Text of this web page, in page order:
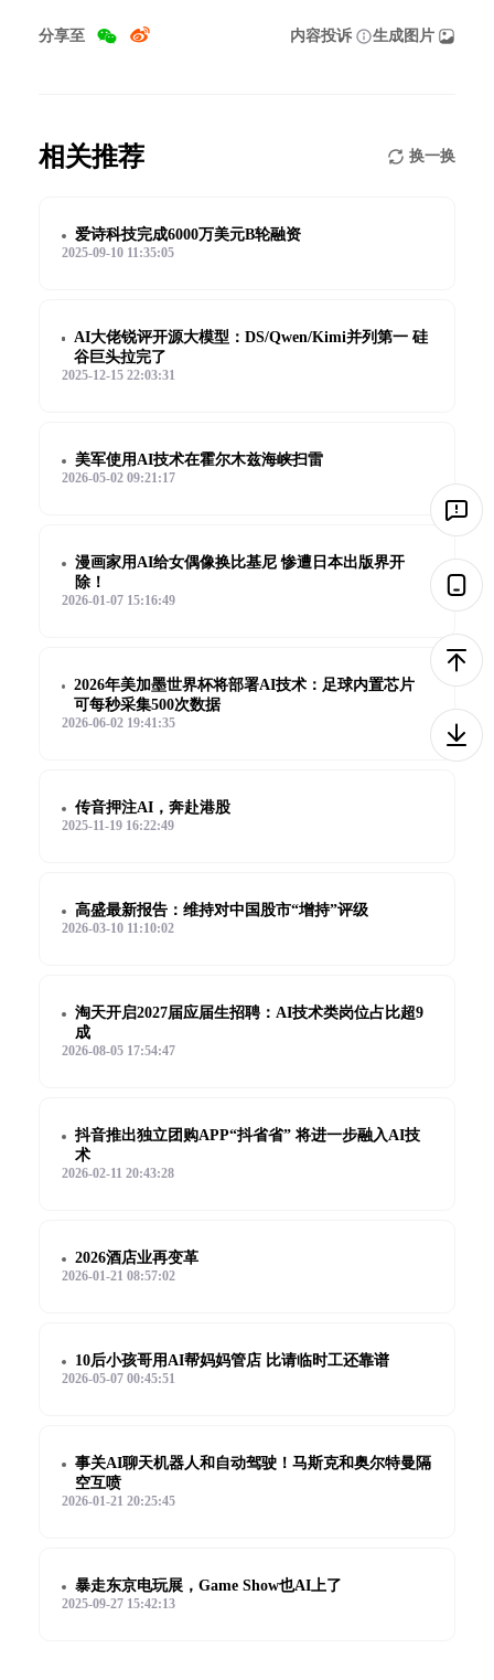
分享至 内容投诉 生成图片
相关推荐 换一换
爱诗科技完成6000万美元B轮融资
2025-09-10 11:35:05
AI大佬锐评开源大模型：DS/Qwen/Kimi并列第一 硅
谷巨头拉完了
2025-12-15 22:03:31
美军使用AI技术在霍尔木兹海峡扫雷
2026-05-02 09:21:17
漫画家用AI给女偶像换比基尼 惨遭日本出版界开
除！
2026-01-07 15:16:49
2026年美加墨世界杯将部署AI技术：足球内置芯片
可每秒采集500次数据
2026-06-02 19:41:35
传音押注AI，奔赴港股
2025-11-19 16:22:49
高盛最新报告：维持对中国股市“增持”评级
2026-03-10 11:10:02
淘天开启2027届应届生招聘：AI技术类岗位占比超9
成
2026-08-05 17:54:47
抖音推出独立团购APP“抖省省” 将进一步融入AI技
术
2026-02-11 20:43:28
2026酒店业再变革
2026-01-21 08:57:02
10后小孩哥用AI帮妈妈管店 比请临时工还靠谱
2026-05-07 00:45:51
事关AI聊天机器人和自动驾驶！马斯克和奥尔特曼隔
空互喷
2026-01-21 20:25:45
暴走东京电玩展，Game Show也AI上了
2025-09-27 15:42:13